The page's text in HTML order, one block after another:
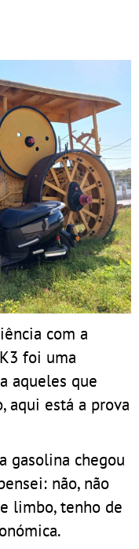
com a
foi uma
aqueles que
aqui está a prova
gasolina chegou
não, não
limbo, tenho de